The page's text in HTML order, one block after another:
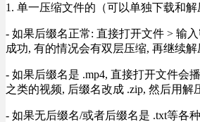
1. 单一压缩文件的（可以单独下载和解
- 如果后缀名正常: 直接打开文件 > 输
成功, 有的情况会有双层压缩, 再继续
- 如果后缀名是 .mp4, 直接打开文件会
之类的视频, 后缀名改成 .zip, 然后用解
- 如果无后缀名/或者后缀名是 .txt等各